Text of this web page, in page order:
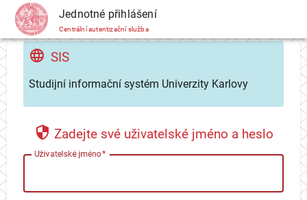
CAS Jednotné přihlášení
Centrální autentizační služba
SIS
Studijní informační systém Univerzity Karlovy
Zadejte své uživatelské jméno a heslo
Uživatelské jméno